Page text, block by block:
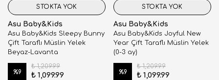
STOKTA YOK
Asu Baby&Kids
Asu Baby&Kids Sleepy Bunny
Çift Taraflı Müslin Yelek
Beyaz-Lavanta
%9
₺ 1,209.99
₺ 1,099.99
STOKTA YOK
Asu Baby&Kids
Asu Baby&Kids Joyful New
Year Çift Taraflı Müslin Yelek
(0-3 ay)
%9
₺ 1,209.99
₺ 1,099.99